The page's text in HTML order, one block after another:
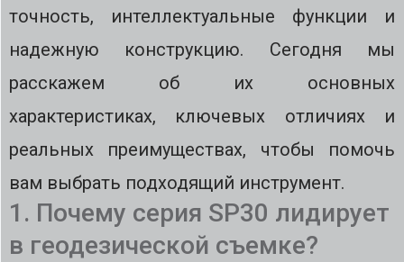
точность, интеллектуальные функции и
надежную конструкцию. Сегодня мы
расскажем об их основных
характеристиках, ключевых отличиях и
реальных преимуществах, чтобы помочь
вам выбрать подходящий инструмент.
1. Почему серия SP30 лидирует
в геодезической съемке?